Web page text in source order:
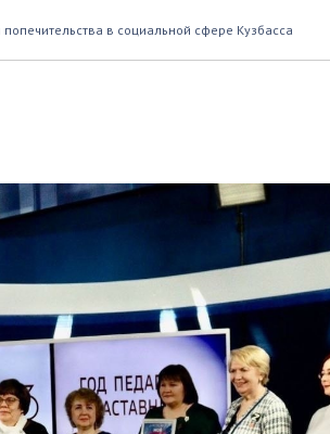
в социальной сфере Кузбасса